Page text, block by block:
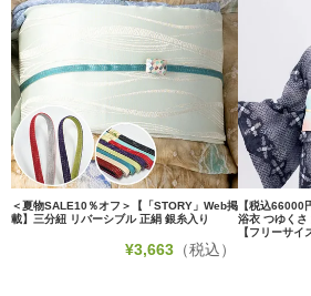
＜夏物SALE10％オフ＞【「STORY」Web掲
載】三分紐 リバーシブル 正絹 銀糸入り
¥3,663 （税込）
【税込66000
浴衣 つゆくさ
【フリーサイ